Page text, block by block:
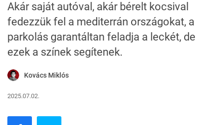
Akár saját autóval, akár bérelt kocsival
fedezzük fel a mediterrán országokat, a
parkolás garantáltan feladja a leckét, de
ezek a színek segítenek.
Kovács Miklós
2025.07.02.